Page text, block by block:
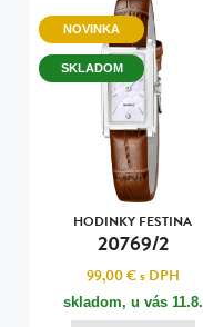
NOVINKA
SKLADOM
HODINKY FESTINA
20769/2
99,00 €s DPH
skladom, u vás 11.8.